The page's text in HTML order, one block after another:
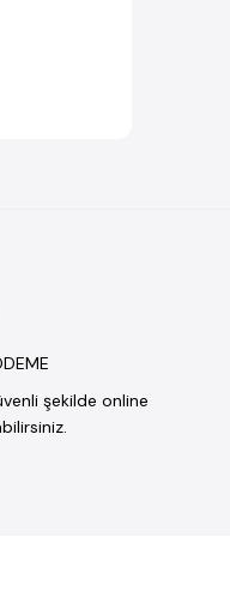
şekilde online